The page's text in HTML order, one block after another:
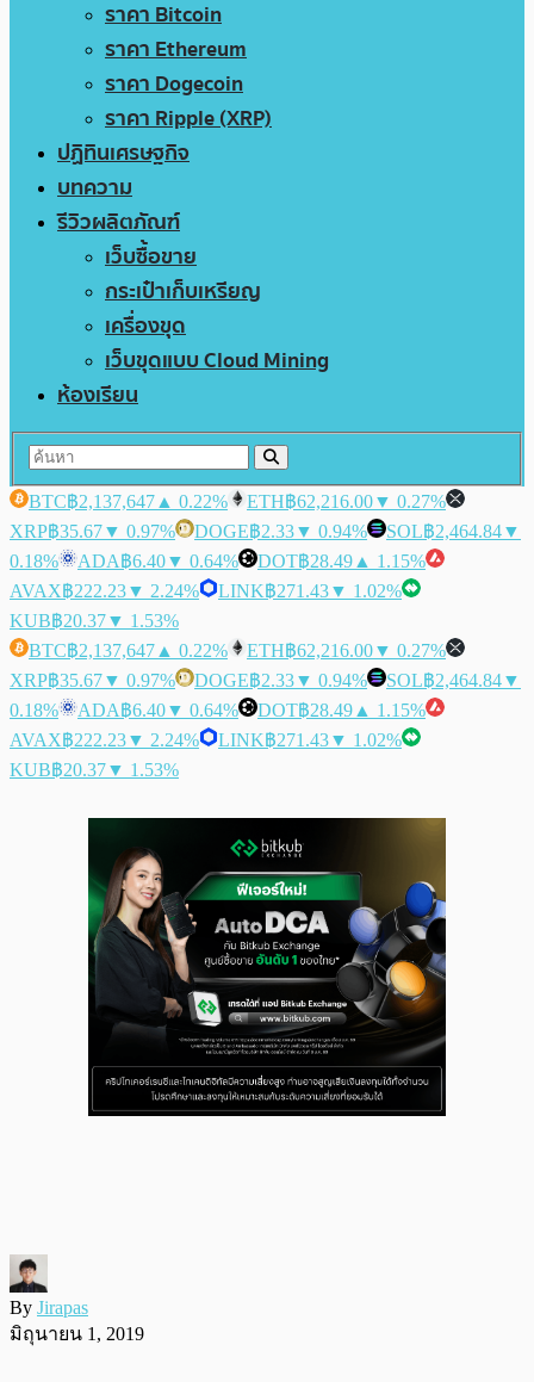
ราคา Bitcoin
ราคา Ethereum
ราคา Dogecoin
ราคา Ripple (XRP)
ปฏิทินเศรษฐกิจ
บทความ
รีวิวผลิตภัณฑ์
เว็บซื้อขาย
กระเป๋าเก็บเหรียญ
เครื่องขุด
เว็บขุดแบบ Cloud Mining
ห้องเรียน
BTC฿2,137,647 ▲ 0.22% ETH฿62,216.00▼ 0.27%
XRP฿35.67▼ 0.97% DOGE฿2.33▼ 0.94% SOL฿2,464.84▼
0.18%
ADA฿6.40▼ 0.64% DOT฿28.49 ▲ 1.15%
AVAX฿222.23▼ 2.24% LINK฿271.43▼ 1.02%
KUB฿20.37▼ 1.53%
BTC฿2,137,647 ▲ 0.22% ETH฿62,216.00▼ 0.27%
XRP฿35.67▼ 0.97% DOGE฿2.33▼ 0.94% SOL฿2,464.84▼
0.18%
ADA฿6.40▼ 0.64% DOT฿28.49 ▲ 1.15%
AVAX฿222.23▼ 2.24% LINK฿271.43▼ 1.02%
KUB฿20.37▼ 1.53%
By Jirapas
มิถุนายน 1, 2019